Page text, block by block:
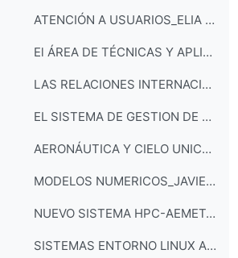
ATENCIÓN A USUARIOS_ELIA DIEZ
El ÁREA DE TÉCNICAS Y APLICACIONES DE PREDICCIÓN_JUAN ANDRES GARCIA VALERO
LAS RELACIONES INTERNACIONALES DE AEMET Y EL CRF_ANDREA GRANDE
EL SISTEMA DE GESTION DE CALIDAD DE AEMET_MERCEDES VELAZQUEZ
AERONÁUTICA Y CIELO UNICO_ALEJANDRO MENDEZ
MODELOS NUMERICOS_JAVIER CALVO
NUEVO SISTEMA HPC-AEMET_RAUL CORREDOR
SISTEMAS ENTORNO LINUX AEMET_RAUL CORREDOR